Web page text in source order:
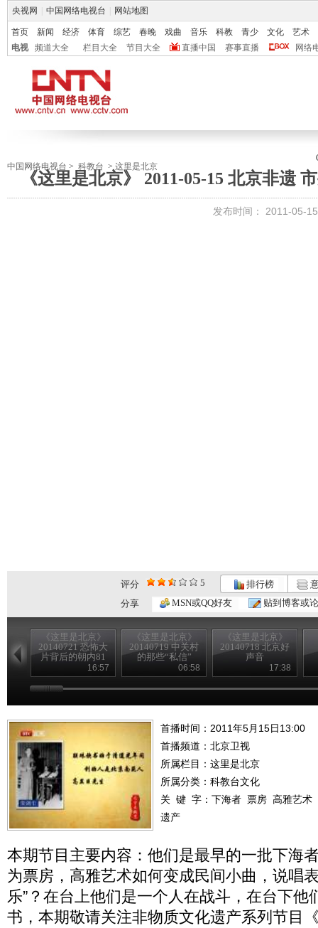
央视网 中国网络电视台 网站地图
首页 新闻 经济 体育 综艺 春晚 戏曲 音乐 科教 青少 文化
艺术
电视
频道大全 栏目大全 节目大全 直播中国 赛事直播 网络
中国网络电视台 > 科教台 > 这里是北京
《这里是北京》 2011-05-15 北京非
发布时间： 2011-05-
评分 5 排行榜
分享
MSN或QQ好友 贴到博客或
《这里是北京》
20140721 恐怖大
片背后的朝内81
16:57
《这里是北京》
20140719 中关村
的那些“私信”
06:58
《这里是北京》
20140718 北京好
声音
17:38
首播时间：2011年5月15日13:00
首播频道： 北京卫视
所属栏目： 这里是北京
所属分类：科教台文化
关 键 字： 下海者 票房 高雅艺术
遗产
本期节目主要内容：他们是最早的一批下海
为票房，高雅艺术如何变成民间小曲，说唱
乐”？在台上他们是一个人在战斗，在台下他
书，本期敬请关注非物质文化遗产系列节目